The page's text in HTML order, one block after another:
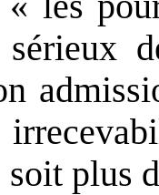
plus